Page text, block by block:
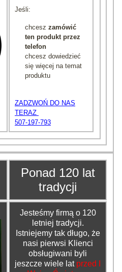
Jeśli:
chcesz zamówić
ten produkt przez
telefon
chcesz dowiedzieć
się więcej na temat
produktu
ZADZWOŃ DO NAS
TERAZ
507-197-793
Ponad 120 lat
tradycji
Jesteśmy firmą o 120
letniej tradycji.
Istniejemy tak długo, że
nasi pierwsi Klienci
obsługiwani byli
jeszcze wiele lat przed I